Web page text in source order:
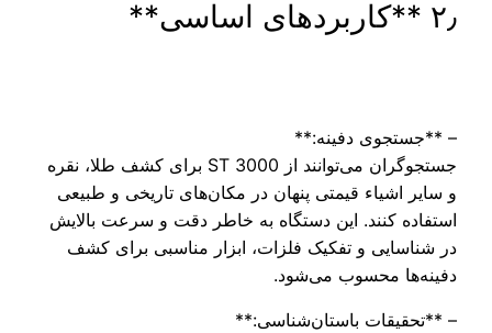
– **جستجوی دفینه:**
جستجوگران می‌توانند از ST 3000 برای کشف طلا، نقره
و سایر اشیاء قیمتی پنهان در مکان‌های تاریخی و طبیعی
استفاده کنند. این دستگاه به خاطر دقت و سرعت بالایش
در شناسایی و تفکیک فلزات، ابزار مناسبی برای کشف
دفینه‌ها محسوب می‌شود.
– **تحقیقات باستان‌شناسی:**